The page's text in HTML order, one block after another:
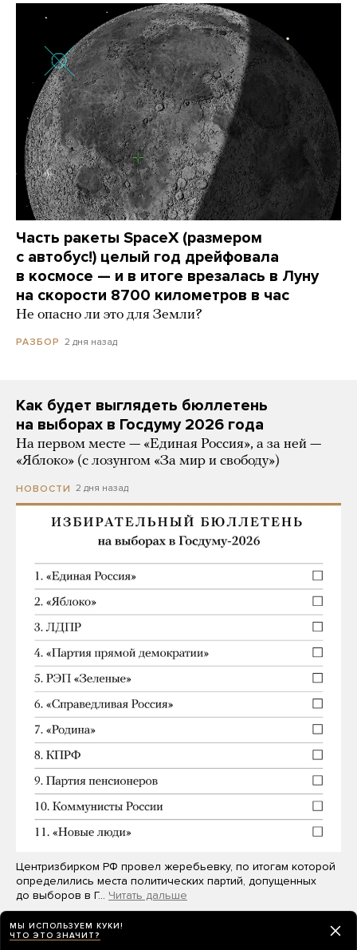
Часть ракеты SpaceX (размером
с автобус!) целый год дрейфовала
в космосе — и в итоге врезалась в Луну
на скорости 8700 километров в час
Не опасно ли это для Земли?
РАЗБОР 2 дня назад
Как будет выглядеть бюллетень
на выборах в Госдуму 2026 года
На первом месте — «Единая Россия», а за ней —
«Яблоко» (с лозунгом «За мир и свободу»)
НОВОСТИ 2 дня назад
Центризбирком РФ провел жеребьевку, по итогам которой
определились места политических партий, допущенных
до выборов в Г… Читать дальше
МЫ ИСПОЛЬЗУЕМ КУКИ!
ЧТО ЭТО ЗНАЧИТ?